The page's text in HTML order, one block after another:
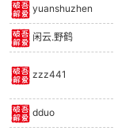
yuanshuzhen
闲云.野鹤
zzz441
dduo